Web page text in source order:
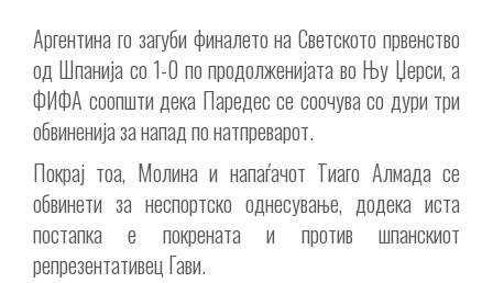
Аргентина го загуби финалето на Светското првенство
од Шпанија со 1-0 по продолженијата во Њу Џерси, а
ФИФА соопшти дека Паредес се соочува со дури три
обвиненија за напад по натпреварот.
Покрај тоа, Молина и напаѓачот Тиаго Алмада се
обвинети за неспортско однесување, додека иста
постапка е покрената и против шпанскиот
репрезентативец Гави.